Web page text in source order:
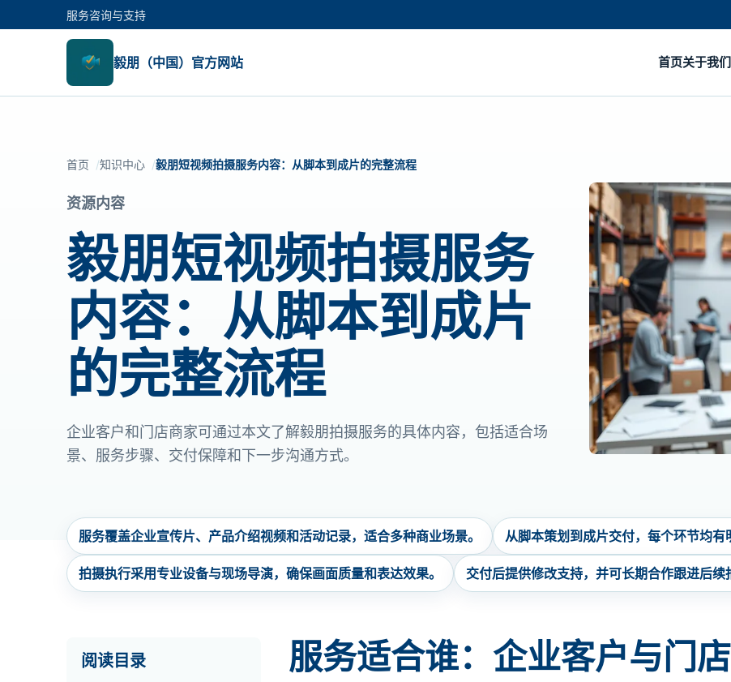
服务咨询与支持
毅朋（中国）官方网站 首页关于我们
首页 知识中心 毅朋短视频拍摄服务内容：从脚本到成片的完整流程
资源内容
毅朋短视频拍摄服务
内容：从脚本到成片
的完整流程
企业客户和门店商家可通过本文了解毅朋拍摄服务的具体内容，包括适合场
景、服务步骤、交付保障和下一步沟通方式。
服务覆盖企业宣传片、产品介绍视频和活动记录，适合多种商业场景。 从脚本策划到成片交付，每个环节均有
拍摄执行采用专业设备与现场导演，确保画面质量和表达效果。 交付后提供修改支持，并可长期合作跟进后续
阅读目录 服务适合谁：企业客户与门